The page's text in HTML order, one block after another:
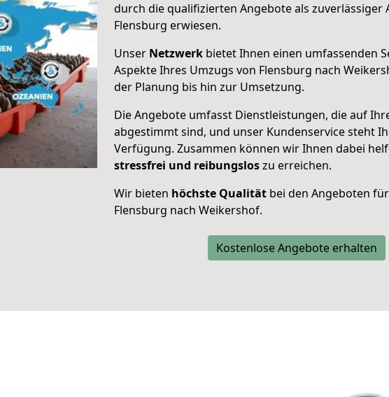
durch die qualifizierten Angebote als zuverlässiger
Flensburg erwiesen.
Unser Netzwerk bietet Ihnen einen umfassenden
Aspekte Ihres Umzugs von Flensburg nach
der Planung bis hin zur Umsetzung.
Die Angebote umfasst Dienstleistungen, die auf
abgestimmt sind, und unser Kundenservice steht
Verfügung. Zusammen können wir Ihnen dabei
stressfrei und reibungsloszu erreichen.
Wir bieten höchste Qualität bei den Angeboten
Flensburg nach Weikershof.
Kostenlose Angebote erhalten